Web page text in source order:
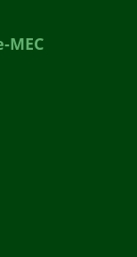
MEC